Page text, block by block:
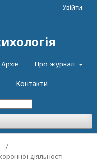
Архів Про журнал
Контакти
Увійти
/
діяльності